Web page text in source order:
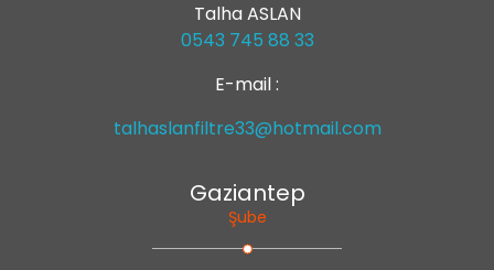
Talha ASLAN
0543 745 88 33
E-mail :
talhaslanfiltre33@hotmail.com
Gaziantep
Şube